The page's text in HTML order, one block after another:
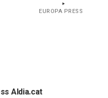
EUROPA PRESS
Aldia.cat